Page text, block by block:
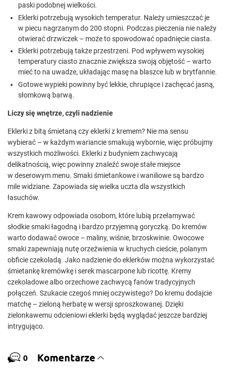
paski podobnej wielkości.
Eklerki potrzebują wysokich temperatur. Należy umieszczać je
w piecu nagrzanym do 200 stopni. Podczas pieczenia nie należy
otwierać drzwiczek – może to spowodować opadnięcie ciasta.
Eklerki potrzebują także przestrzeni. Pod wpływem wysokiej
temperatury ciasto znacznie zwiększa swoją objętość – warto
mieć to na uwadze, układając masę na blaszce lub w brytfannie.
Gotowe wypieki powinny być lekkie, chrupiące i zachęcać jasną,
słomkową barwą.
Liczy się wnętrze, czyli nadzienie
Eklerki z bitą śmietaną czy eklerki z kremem? Nie ma sensu
wybierać – w każdym wariancie smakują wybornie, więc próbujmy
wszystkich możliwości. Eklerki z budyniem zachwycają
delikatnością, więc powinny znaleźć swoje stałe miejsce
w deserowym menu. Smaki śmietankowe i waniliowe są bardzo
mile widziane. Zapowiada się wielka uczta dla wszystkich
łasuchów.
Krem kawowy odpowiada osobom, które lubią przełamywać
słodkie smaki łagodną i bardzo przyjemną goryczką. Do kremów
warto dodawać owoce – maliny, wiśnie, brzoskwinie. Owocowe
smaki zapewniają nutę orzeźwienia w kruchych cieście, polanym
obficie czekoladą. Jako nadzienie do eklerków można wykorzystać
śmietankę kremówkę i serek mascarpone lub ricottę. Kremy
czekoladowe albo orzechowe zachwycą fanów tradycyjnych
połączeń. Szukacie czegoś mniej oczywistego? Do kremu dodajcie
matchę – zieloną herbatę w wersji sproszkowanej. Dzięki
zielonkawemu odcieniowi eklerki będą wyglądać jeszcze bardziej
intrygująco.
0 Komentarze